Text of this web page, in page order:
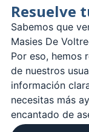
Resuelve
Sabemos que
Masies De
Por eso, hemos
de nuestros
información
necesitas más
encantado de